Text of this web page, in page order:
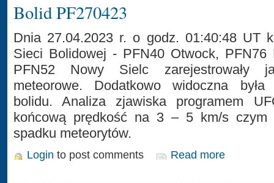
Bolid PF270423
Dnia 27.04.2023 r. o godz. 01:40:48 UT
Sieci Bolidowej - PFN40 Otwock, PFN76
PFN52 Nowy Sielc zarejestrowały
meteorowe. Dodatkowo widoczna była
bolidu. Analiza zjawiska programem
końcową prędkość na 3 – 5 km/s czym
spadku meteorytów.
Login to post comments Read more